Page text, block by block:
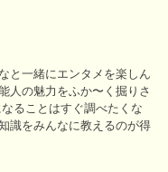
と一緒にエンタメを楽しん
人の魅力をふか〜く掘りさ
ることはすぐ調べたくな
識をみんなに教えるのが得